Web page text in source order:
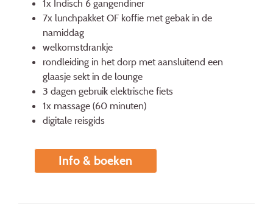
1x Indisch 6 gangendiner
7x lunchpakket OF koffie met gebak in de
namiddag
welkomstdrankje
rondleiding in het dorp met aansluitend een
glaasje sekt in de lounge
3 dagen gebruik elektrische fiets
1x massage (60 minuten)
digitale reisgids
Info & boeken